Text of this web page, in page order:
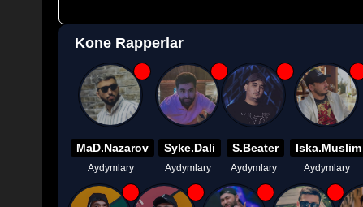
Kone Rapperlar
MaD.Nazarov
Aydymlary
Syke.Dali
Aydymlary
S.Beater
Aydymlary
Iska.Muslim
Aydymlary